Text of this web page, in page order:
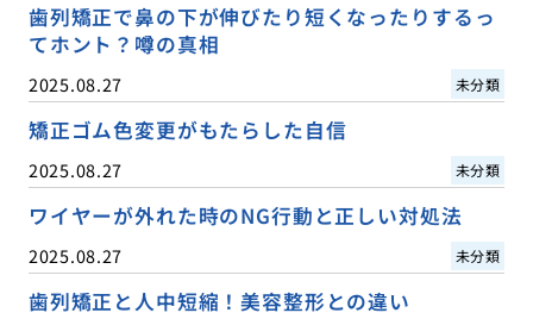
歯列矯正で鼻の下が伸びたり短くなったりするっ
てホント？噂の真相
2025.08.27 未分類
矯正ゴム色変更がもたらした自信
2025.08.27 未分類
ワイヤーが外れた時のNG行動と正しい対処法
2025.08.27 未分類
歯列矯正と人中短縮！美容整形との違い